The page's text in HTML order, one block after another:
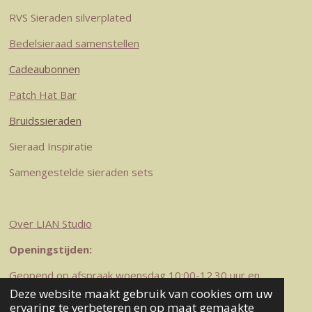
Deze website maakt gebruik van cookies om uw
ervaring te verbeteren en op maat gemaakte
RVS Sieraden silverplated
Bedelsieraad samenstellen
Cadeaubonnen
Patch Hat Bar
Bruidssieraden
Sieraad Inspiratie
Samengestelde sieraden sets
Over LIAN Studio
Openingstijden:
Geopend op afspraak woensdag 10:00-12.30 uur en
zaterdag 10-12.30 uur
© 2023-2026 LIAN Studio